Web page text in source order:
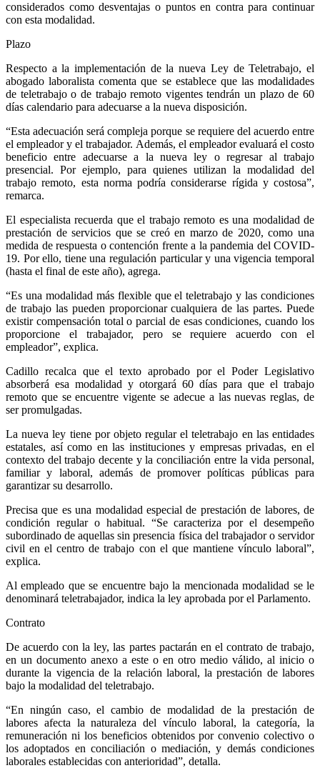
considerados como desventajas o puntos en contra para continuar
con esta modalidad.
Plazo
Respecto a la implementación de la nueva Ley de Teletrabajo, el
abogado laboralista comenta que se establece que las modalidades
de teletrabajo o de trabajo remoto vigentes tendrán un plazo de 60
días calendario para adecuarse a la nueva disposición.
“Esta adecuación será compleja porque se requiere del acuerdo entre
el empleador y el trabajador. Además, el empleador evaluará el costo
beneficio entre adecuarse a la nueva ley o regresar al trabajo
presencial. Por ejemplo, para quienes utilizan la modalidad del
trabajo remoto, esta norma podría considerarse rígida y costosa”,
remarca.
El especialista recuerda que el trabajo remoto es una modalidad de
prestación de servicios que se creó en marzo de 2020, como una
medida de respuesta o contención frente a la pandemia del COVID-
19. Por ello, tiene una regulación particular y una vigencia temporal
(hasta el final de este año), agrega.
“Es una modalidad más flexible que el teletrabajo y las condiciones
de trabajo las pueden proporcionar cualquiera de las partes. Puede
existir compensación total o parcial de esas condiciones, cuando los
proporcione el trabajador, pero se requiere acuerdo con el
empleador”, explica.
Cadillo recalca que el texto aprobado por el Poder Legislativo
absorberá esa modalidad y otorgará 60 días para que el trabajo
remoto que se encuentre vigente se adecue a las nuevas reglas, de
ser promulgadas.
La nueva ley tiene por objeto regular el teletrabajo en las entidades
estatales, así como en las instituciones y empresas privadas, en el
contexto del trabajo decente y la conciliación entre la vida personal,
familiar y laboral, además de promover políticas públicas para
garantizar su desarrollo.
Precisa que es una modalidad especial de prestación de labores, de
condición regular o habitual. “Se caracteriza por el desempeño
subordinado de aquellas sin presencia física del trabajador o servidor
civil en el centro de trabajo con el que mantiene vínculo laboral”,
explica.
Al empleado que se encuentre bajo la mencionada modalidad se le
denominará teletrabajador, indica la ley aprobada por el Parlamento.
Contrato
De acuerdo con la ley, las partes pactarán en el contrato de trabajo,
en un documento anexo a este o en otro medio válido, al inicio o
durante la vigencia de la relación laboral, la prestación de labores
bajo la modalidad del teletrabajo.
“En ningún caso, el cambio de modalidad de la prestación de
labores afecta la naturaleza del vínculo laboral, la categoría, la
remuneración ni los beneficios obtenidos por convenio colectivo o
los adoptados en conciliación o mediación, y demás condiciones
laborales establecidas con anterioridad”, detalla.